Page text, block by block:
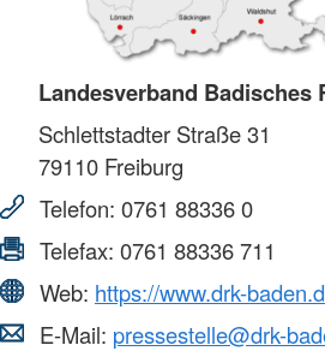
Landesverband Badisches
Schlettstadter Straße 31
79110 Freiburg
Telefon: 0761 88336 0
Telefax: 0761 88336 711
Web: https://www.drk-
E-Mail: pressestelle@drk-